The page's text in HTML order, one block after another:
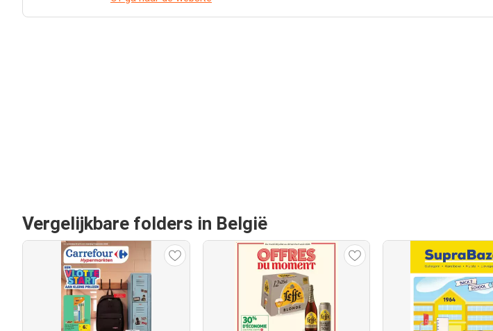
Vergelijkbare folders in België